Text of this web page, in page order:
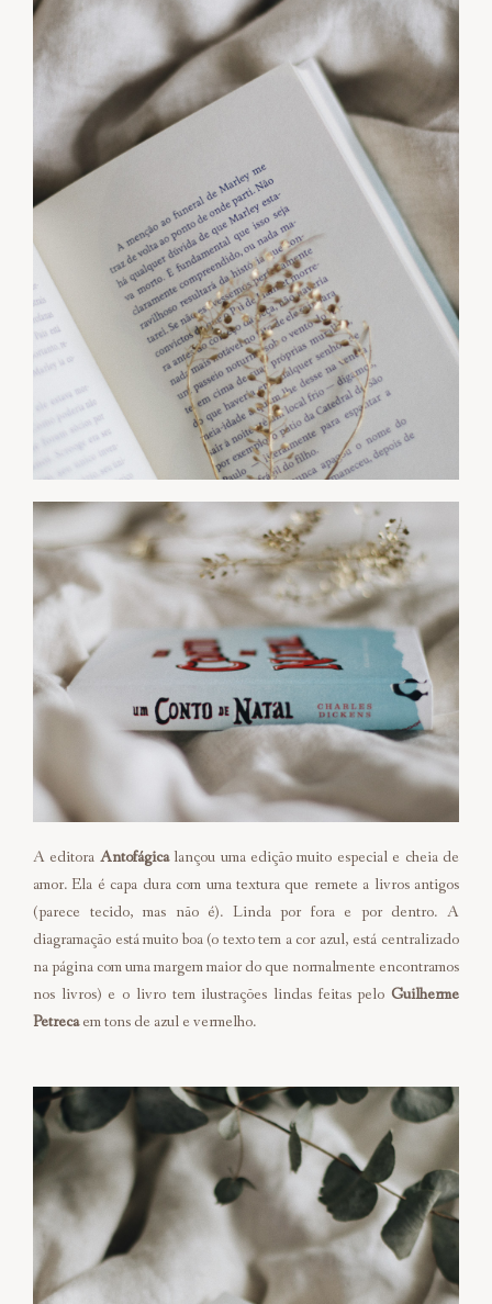
A editora Antofágicalançou uma edição muito especial e cheia de
amor. Ela é capa dura com uma textura que remete a livros antigos
(parece tecido, mas não é). Linda por fora e por dentro. A
diagramação está muito boa (o texto tem a cor azul, está centralizado
na página com uma margem maior do que normalmente encontramos
nos livros) e o livro tem ilustrações lindas feitas pelo Guilherme
Petrecaem tons de azul e vermelho.